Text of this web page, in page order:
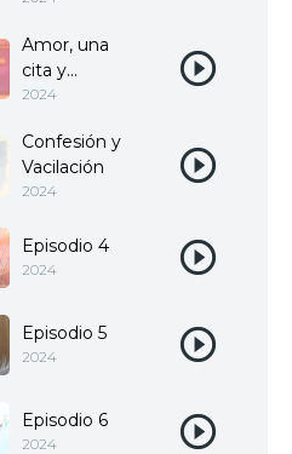
Amor, una
cita y...
2024
Confesión y
Vacilación
2024
Episodio 4
2024
Episodio 5
2024
Episodio 6
2024